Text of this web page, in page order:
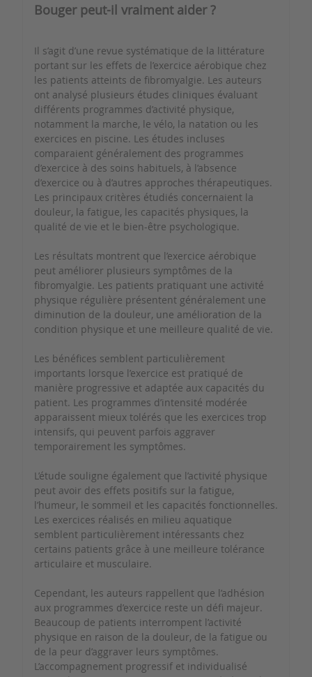
Bouger peut-il vraiment aider ?
Il s’agit d’une revue systématique de la littérature
portant sur les effets de l’exercice aérobique chez
les patients atteints de fibromyalgie. Les auteurs
ont analysé plusieurs études cliniques évaluant
différents programmes d’activité physique,
notamment la marche, le vélo, la natation ou les
exercices en piscine. Les études incluses
comparaient généralement des programmes
d’exercice à des soins habituels, à l’absence
d’exercice ou à d’autres approches thérapeutiques.
Les principaux critères étudiés concernaient la
douleur, la fatigue, les capacités physiques, la
qualité de vie et le bien-être psychologique.
Les résultats montrent que l’exercice aérobique
peut améliorer plusieurs symptômes de la
fibromyalgie. Les patients pratiquant une activité
physique régulière présentent généralement une
diminution de la douleur, une amélioration de la
condition physique et une meilleure qualité de vie.
Les bénéfices semblent particulièrement
importants lorsque l’exercice est pratiqué de
manière progressive et adaptée aux capacités du
patient. Les programmes d’intensité modérée
apparaissent mieux tolérés que les exercices trop
intensifs, qui peuvent parfois aggraver
temporairement les symptômes.
L’étude souligne également que l’activité physique
peut avoir des effets positifs sur la fatigue,
l’humeur, le sommeil et les capacités fonctionnelles.
Les exercices réalisés en milieu aquatique
semblent particulièrement intéressants chez
certains patients grâce à une meilleure tolérance
articulaire et musculaire.
Cependant, les auteurs rappellent que l’adhésion
aux programmes d’exercice reste un défi majeur.
Beaucoup de patients interrompent l’activité
physique en raison de la douleur, de la fatigue ou
de la peur d’aggraver leurs symptômes.
L’accompagnement progressif et individualisé